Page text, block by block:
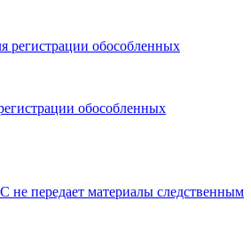
обособленных